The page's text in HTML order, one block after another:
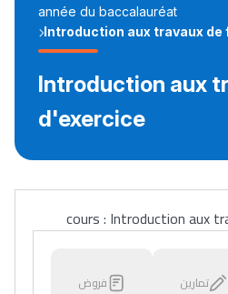
année du baccalauréat
Introduction aux travaux
Introduction aux
d'exercice
cours : Introduction aux
تمارين فروض